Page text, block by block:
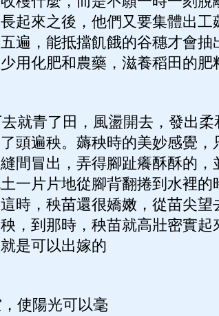
起來之後，他們又要集體出工
遍，能抵擋飢餓的谷穗才會抽
用化肥和農藥，滋養稻田的
就青了田，風盪開去，發出柔
頭遍秧。薅秧時的美妙感覺，
間冒出，弄得腳趾癢酥酥的，
一片片地從腳背翻捲到水裡的
時，秧苗還很嬌嫩，從苗尖望
，到那時，秧苗就高壯密實起
是可以出嫁的
使陽光可以毫